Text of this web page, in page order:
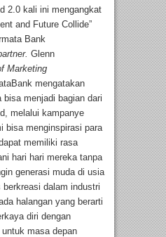
2.0 kali ini mengangkat
and Future Collide”
Bank
Glenn
Marketing
mengatakan
bisa menjadi bagian dari
melalui kampanye
bisa menginspirasi para
memiliki rasa
hari hari mereka tanpa
generasi muda di usia
dalam industri
halangan yang berarti
diri dengan
masa depan